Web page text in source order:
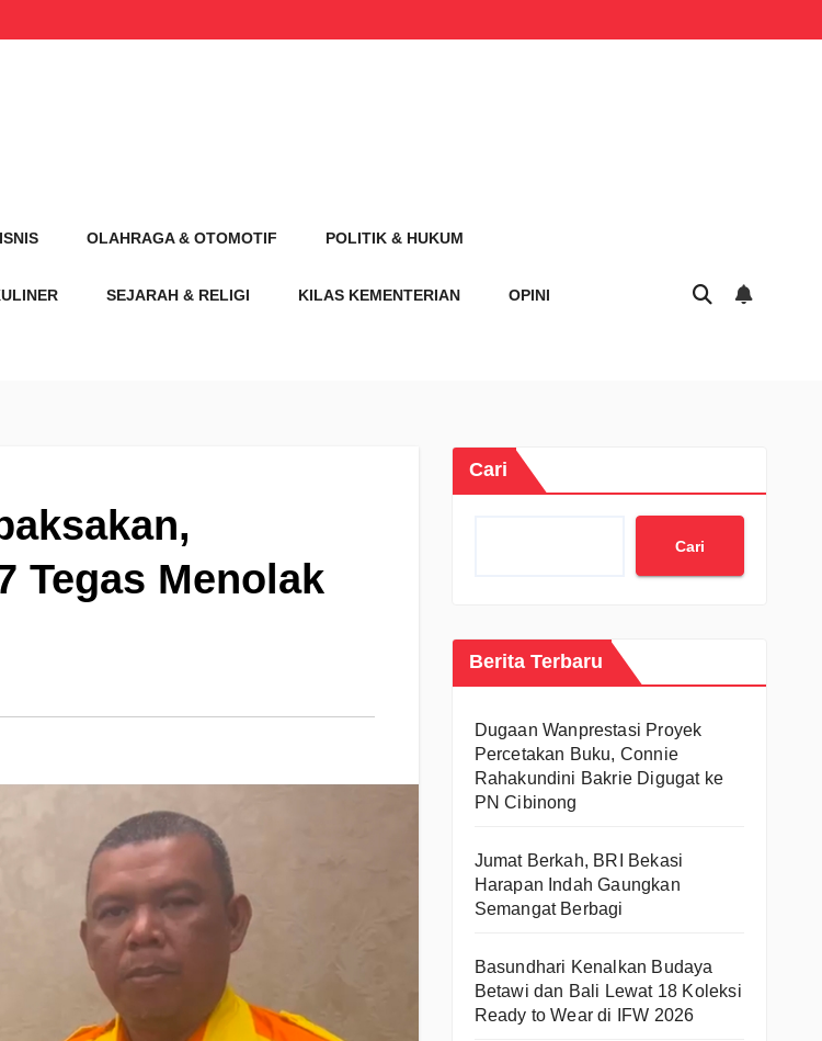
OLAHRAGA & OTOMOTIF POLITIK & HUKUM
SEJARAH & RELIGI KILAS KEMENTERIAN OPINI
Tegas Menolak
Cari
Cari
Berita Terbaru
Dugaan Wanprestasi Proyek
Percetakan Buku, Connie
Rahakundini Bakrie Digugat ke
PN Cibinong
Jumat Berkah, BRI Bekasi
Harapan Indah Gaungkan
Semangat Berbagi
Basundhari Kenalkan Budaya
Betawi dan Bali Lewat 18 Koleksi
Ready to Wear di IFW 2026